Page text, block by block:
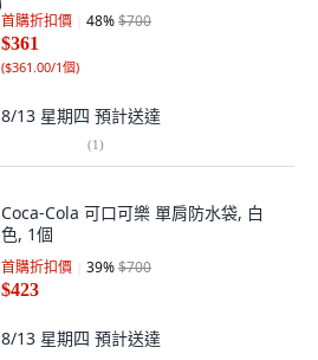
首購折扣價 48%$700
$361
($361.00/1個)
8/13 星期四 預計送達
(1)
Coca-Cola 可口可樂 單肩防水袋, 白
色, 1個
首購折扣價 39%$700
$423
8/13 星期四 預計送達